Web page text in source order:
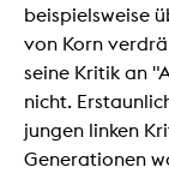
beispielsweise
von Korn
seine Kritik an
nicht.
jungen linken
Generationen